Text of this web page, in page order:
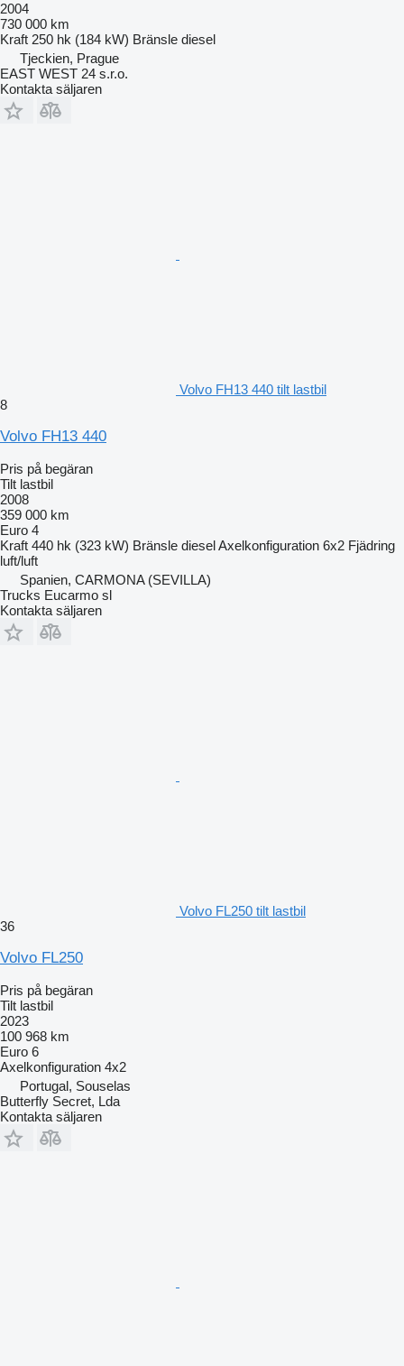
2004
730 000 km
Kraft 250 hk (184 kW) Bränsle diesel
Tjeckien, Prague
EAST WEST 24 s.r.o.
Kontakta säljaren
Volvo FH13 440 tilt lastbil
8
Volvo FH13 440
Pris på begäran
Tilt lastbil
2008
359 000 km
Euro 4
Kraft 440 hk (323 kW) Bränsle dieselAxelkonfiguration 6x2 Fjädring
luft/luft
Spanien, CARMONA (SEVILLA)
Trucks Eucarmo sl
Kontakta säljaren
Volvo FL250 tilt lastbil
36
Volvo FL250
Pris på begäran
Tilt lastbil
2023
100 968 km
Euro 6
Axelkonfiguration 4x2
Portugal, Souselas
Butterfly Secret, Lda
Kontakta säljaren